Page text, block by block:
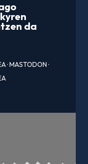
da
·MASTODON·